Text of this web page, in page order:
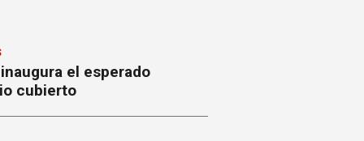
el esperado
cubierto